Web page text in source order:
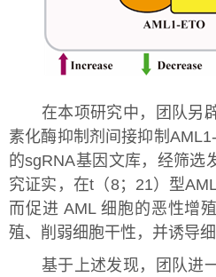
在本项研究中，团队另辟
素化酶抑制剂间接抑制
的sgRNA基因文库，经筛选
究证实，在t（8；21）型
而促进 AML 细胞的恶性增
殖、削弱细胞干性，并诱导
基于上述发现，团队进一